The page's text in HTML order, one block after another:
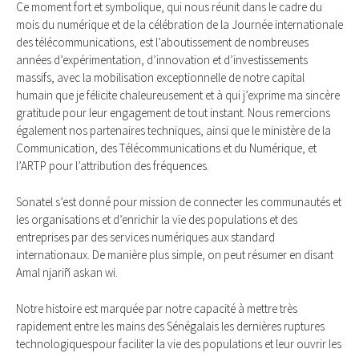
Ce moment fort et symbolique, qui nous réunit dans le cadre du
mois du numérique et de la célébration de la Journée internationale
des télécommunications, est l’aboutissement de nombreuses
années d’expérimentation, d’innovation et d’investissements
massifs, avec la mobilisation exceptionnelle de notre capital
humain que je félicite chaleureusement et à qui j’exprime ma sincère
gratitude pour leur engagement de tout instant. Nous remercions
également nos partenaires techniques, ainsi que le ministère de la
Communication, des Télécommunications et du Numérique, et
l’ARTP pour l’attribution des fréquences.
Sonatel s’est donné pour mission de connecter les communautés et
les organisations et d’enrichir la vie des populations et des
entreprises par des services numériques aux standard
internationaux. De manière plus simple, on peut résumer en disant
Amal njariñ askan wi.
Notre histoire est marquée par notre capacité à mettre très
rapidement entre les mains des Sénégalais les dernières ruptures
technologiquespour faciliter la vie des populations et leur ouvrir les